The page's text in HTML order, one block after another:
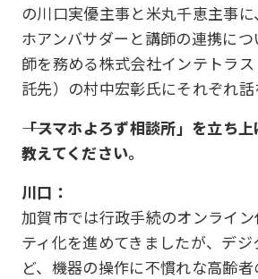
の川口実優主事と米丸千恵主事
ホアンバサダーと講師の連携に
師を務める株式会社インテトラ
託先）の村中宏彰氏にそれぞれ話
――「スマホよろず相談所」を立ち
教えてください。
川口：
加賀市では行政手続のオンライ
ティ化を進めてきましたが、デ
ど、機器の操作に不慣れな高齢